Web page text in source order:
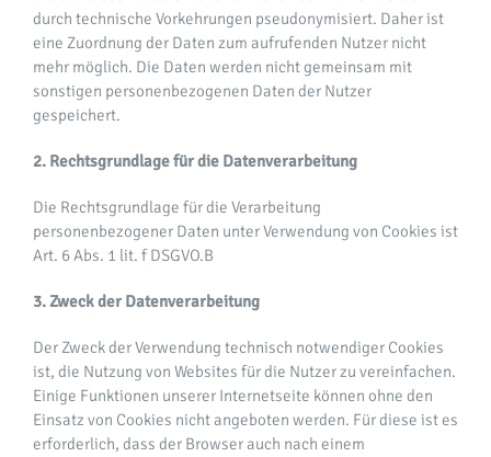
durch technische Vorkehrungen pseudonymisiert. Daher ist
eine Zuordnung der Daten zum aufrufenden Nutzer nicht
mehr möglich. Die Daten werden nicht gemeinsam mit
sonstigen personenbezogenen Daten der Nutzer
gespeichert.
2. Rechtsgrundlage für die Datenverarbeitung
Die Rechtsgrundlage für die Verarbeitung
personenbezogener Daten unter Verwendung von Cookies ist
Art. 6 Abs. 1 lit. f DSGVO.B
3. Zweck der Datenverarbeitung
Der Zweck der Verwendung technisch notwendiger Cookies
ist, die Nutzung von Websites für die Nutzer zu vereinfachen.
Einige Funktionen unserer Internetseite können ohne den
Einsatz von Cookies nicht angeboten werden. Für diese ist es
erforderlich, dass der Browser auch nach einem